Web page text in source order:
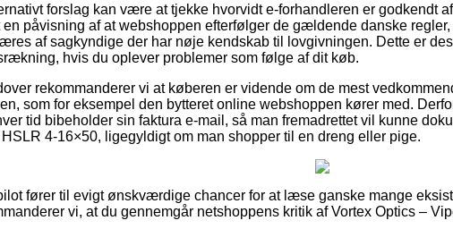
forslag kan være at tjekke hvorvidt e-forhandleren er godkendt
påvisning af at webshoppen efterfølger de gældende danske
af sagkyndige der har nøje kendskab til lovgivningen. Dette er
hvis du oplever problemer som følge af dit køb.
rekommanderer vi at køberen er vidende om de mest
som for eksempel den bytteret online webshoppen kører med.
tid bibeholder sin faktura e-mail, så man fremadrettet vil kunne
4-16×50, ligegyldigt om man shopper til en dreng eller pige.
fører til evigt ønskværdige chancer for at læse ganske mange
vi, at du gennemgår netshoppens kritik af Vortex Optics –